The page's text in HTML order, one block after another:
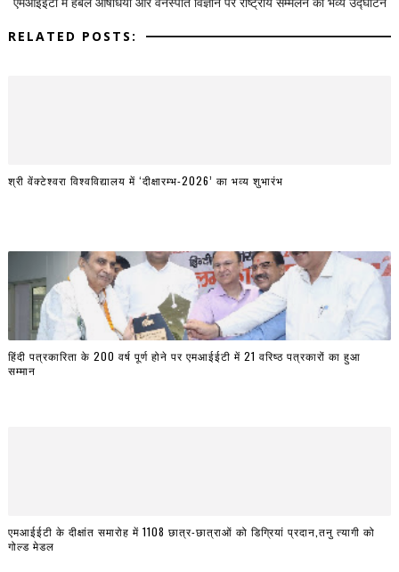
RELATED POSTS:
श्री वेंक्टेश्वरा विश्वविद्यालय में ‘दीक्षारम्भ-2026’ का भव्य शुभारंभ
हिंदी पत्रकारिता के 200 वर्ष पूर्ण होने पर एमआईईटी में 21 वरिष्ठ पत्रकारों का हुआ
सम्मान
एमआईईटी के दीक्षांत समारोह में 1108 छात्र-छात्राओं को डिग्रियां प्रदान,तनु त्यागी को
गोल्ड मेडल